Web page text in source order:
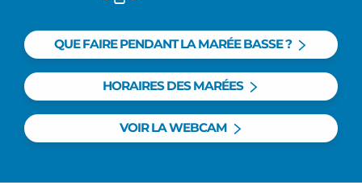
QUE FAIRE PENDANT LA MARÉE BASSE ?
HORAIRES DES MARÉES
VOIR LA WEBCAM